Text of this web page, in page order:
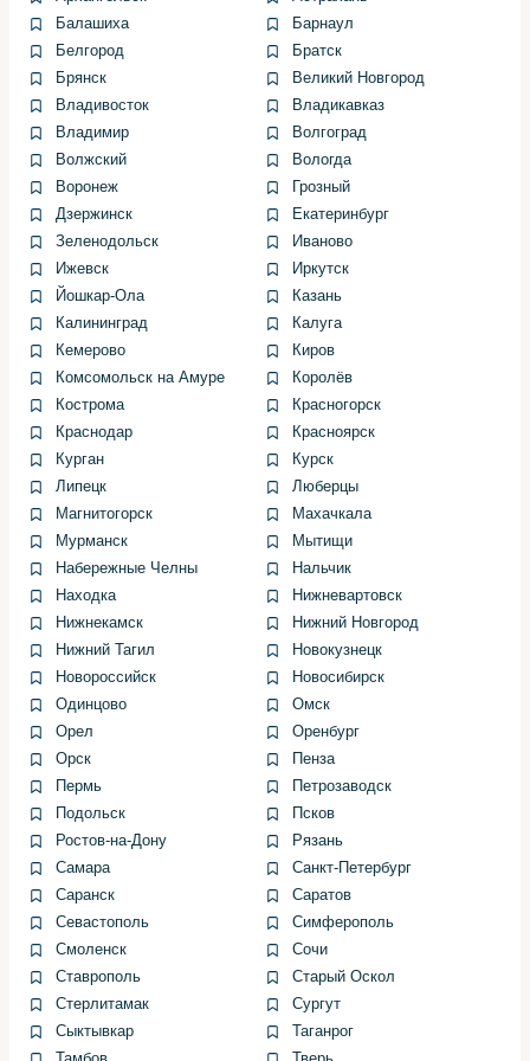
текущие жалобы и проводит первичную диагностику
Важно подробно описать замеченные симптомы —
посторонние шумы, подтёки, необычное поведение
двигателя. Это помогает оперативно сузить круг
возможных неисправностей и избежать лишних работ.
Диагностика электронных
систем
Сканирование ошибок даёт массу полезной
информации: код неисправности, параметры датчиков
и данные о прошлых сбоях. Даже если лампа Check
Engine не горит, скрытые коды иногда указывают на
подготовительные дефекты.
В одном из случаев при первом обслуживании
диагностический сканер показал ранние ошибки по
датчику кислорода. Благодаря этому удалось избежать
перерасхода топлива и ускоренного износа
катализатора.
Типичные проблемы,
выявляемые на ТО 1
Чаще всего на первом обслуживании обнаруживаются
мелкие протечки масла, слабая затяжка креплений,
загрязнение воздушного фильтра и незначительные
дефекты системы зажигания. Эти проблемы легко
корректируются на месте.
Иногда встречается заводской брак в виде слабого
соединения шланга или неплотно установленных
компонентов. Такие дефекты быстро устраняются,
если своевременно проведён осмотр.
Пример выполненной работы:
проблема и её решение
Балашиха
Барнаул
Белгород
Братск
Брянск
Великий Новгород
Владивосток
Владикавказ
Владимир
Волгоград
Волжский
Вологда
Воронеж
Грозный
Дзержинск
Екатеринбург
Зеленодольск
Иваново
Ижевск
Иркутск
Йошкар-Ола
Казань
Калининград
Калуга
Кемерово
Киров
Комсомольск на Амуре
Королёв
Кострома
Красногорск
Краснодар
Красноярск
Курган
Курск
Липецк
Люберцы
Магнитогорск
Махачкала
Мурманск
Мытищи
Набережные Челны
Нальчик
Находка
Нижневартовск
Нижнекамск
Нижний Новгород
Нижний Тагил
Новокузнецк
Новороссийск
Новосибирск
Одинцово
Омск
Орел
Оренбург
Орск
Пенза
Пермь
Петрозаводск
Подольск
Псков
Ростов-на-Дону
Рязань
Самара
Санкт-Петербург
Саранск
Саратов
Севастополь
Симферополь
Смоленск
Сочи
Ставрополь
Старый Оскол
Стерлитамак
Сургут
Сыктывкар
Таганрог